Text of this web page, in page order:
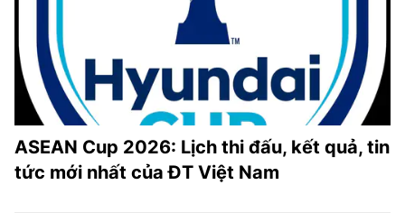
ASEAN Cup 2026: Lịch thi đấu, kết quả, tin
tức mới nhất của ĐT Việt Nam